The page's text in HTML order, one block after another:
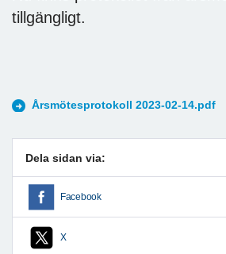
tillgängligt.
Årsmötesprotokoll 2023-02-14.pdf
Dela sidan via:
Facebook
X